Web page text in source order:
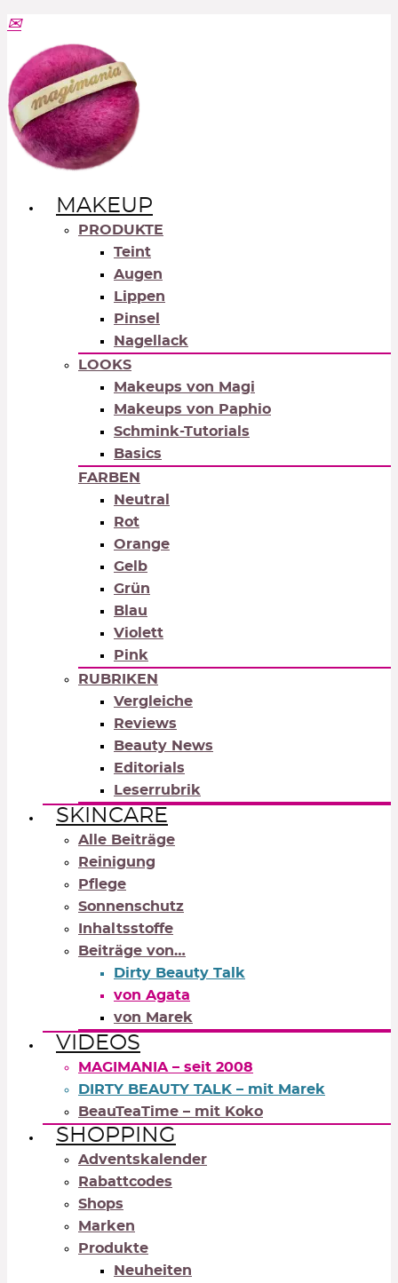
MAKEUP
PRODUKTE
Teint
Augen
Lippen
Pinsel
Nagellack
LOOKS
Makeups von Magi
Makeups von Paphio
Schmink-Tutorials
Basics
FARBEN
Neutral
Rot
Orange
Gelb
Grün
Blau
Violett
Pink
RUBRIKEN
Vergleiche
Reviews
Beauty News
Editorials
Leserrubrik
SKINCARE
Alle Beiträge
Reinigung
Pflege
Sonnenschutz
Inhaltsstoffe
Beiträge von…
Dirty Beauty Talk
von Agata
von Marek
VIDEOS
MAGIMANIA – seit 2008
DIRTY BEAUTY TALK – mit Marek
BeauTeaTime – mit Koko
SHOPPING
Adventskalender
Rabattcodes
Shops
Marken
Produkte
Neuheiten